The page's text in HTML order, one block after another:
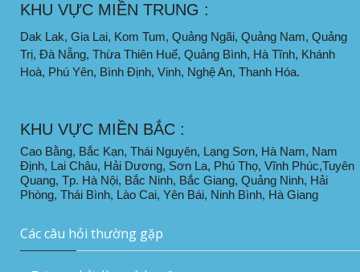
KHU VỰC MIỀN TRUNG :
Dak Lak, Gia Lai, Kom Tum, Quảng Ngãi, Quảng Nam, Quảng
Trị, Đà Nẵng, Thừa Thiên Huế, Quảng Bình, Hà Tĩnh, Khánh
Hoà, Phú Yên, Bình Định, Vinh, Nghệ An, Thanh Hóa.
KHU VỰC MIỀN BẮC :
Cao Bằng, Bắc Kạn, Thái Nguyên, Lạng Sơn, Hà Nam, Nam
Định, Lai Châu, Hải Dương, Sơn La, Phú Thọ, Vĩnh Phúc,Tuyên
Quang, Tp. Hà Nội, Bắc Ninh, Bắc Giang, Quảng Ninh, Hải
Phòng, Thái Bình, Lào Cai, Yên Bái, Ninh Bình, Hà Giang
Các câu hỏi thường gặp